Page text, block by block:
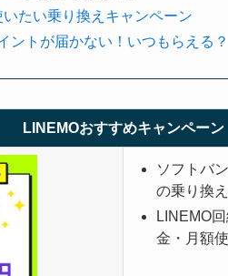
たい乗り換えキャンペーン
ントが届かない！いつもらえる？
LINEMOおすすめキャンペーン
ソフトバ
の乗り換
LINEMO
金・月額